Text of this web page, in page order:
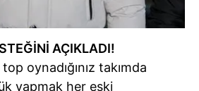
AÇIKLADI!
oynadığınız takımda
yapmak her eski